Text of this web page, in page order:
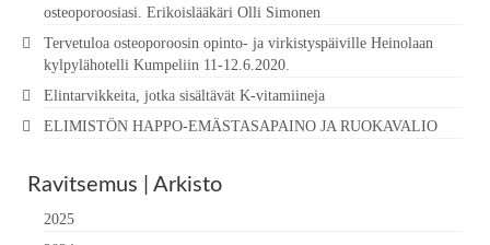
osteoporoosiasi. Erikoislääkäri Olli Simonen
Tervetuloa osteoporoosin opinto- ja virkistyspäiville Heinolaan
kylpylähotelli Kumpeliin 11-12.6.2020.
Elintarvikkeita, jotka sisältävät K-vitamiineja
ELIMISTÖN HAPPO-EMÄSTASAPAINO JA RUOKAVALIO
Ravitsemus | Arkisto
2025